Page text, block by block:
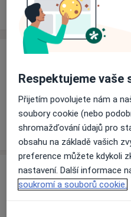
Ceník Adresy
Informace o službách a
Tento specialista ještě
svých
Adresa
Respektujeme vaše
Přijetím povolujete nám a
soubory cookie (nebo
shromažďování údajů pro
obsahu na základě vašich
preference můžete kdykoli
nastavení. Další informace
soukromí a souborů cookie.